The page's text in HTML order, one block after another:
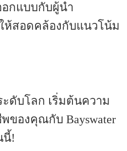
กแบบกับผู้นำ
ห้สอดคล้องกับแนวโน้ม
ะดับโลก เริ่มต้นความ
ของคุณกับ Bayswater
นี้!